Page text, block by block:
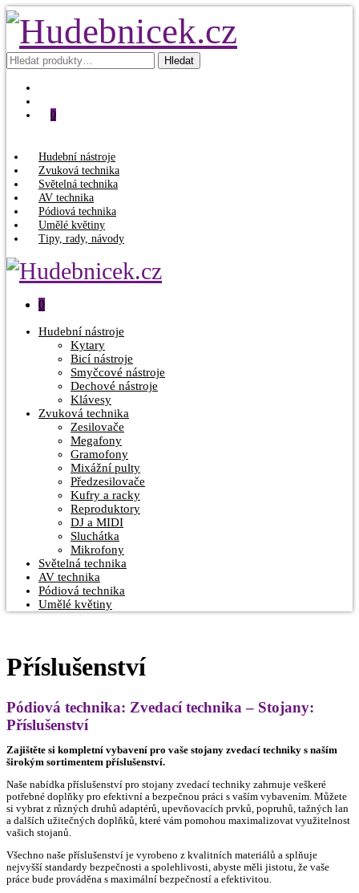
Hledat: Hledat
0
Hudební nástroje
Zvuková technika
Světelná technika
AV technika
Pódiová technika
Umělé květiny
Tipy, rady, návody
0
Hudební nástroje
Kytary
Bicí nástroje
Smyčcové nástroje
Dechové nástroje
Klávesy
Zvuková technika
Zesilovače
Megafony
Gramofony
Mixážní pulty
Předzesilovače
Kufry a racky
Reproduktory
DJ a MIDI
Sluchátka
Mikrofony
Světelná technika
AV technika
Pódiová technika
Umělé květiny
Příslušenství
Pódiová technika: Zvedací technika – Stojany:
Příslušenství
Zajištěte si kompletní vybavení pro vaše stojany zvedací techniky s naším
širokým sortimentem příslušenství.
Naše nabídka příslušenství pro stojany zvedací techniky zahrnuje veškeré
potřebné doplňky pro efektivní a bezpečnou práci s vaším vybavením. Můžete
si vybrat z různých druhů adaptérů, upevňovacích prvků, popruhů, tažných lan
a dalších užitečných doplňků, které vám pomohou maximalizovat využitelnost
vašich stojanů.
Všechno naše příslušenství je vyrobeno z kvalitních materiálů a splňuje
nejvyšší standardy bezpečnosti a spolehlivosti, abyste měli jistotu, že vaše
práce bude prováděna s maximální bezpečností a efektivitou.